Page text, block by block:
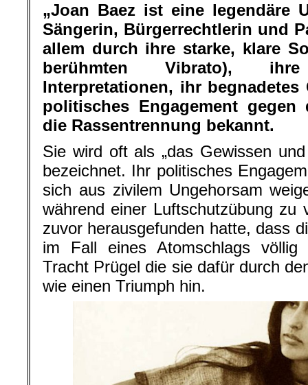
„Joan Baez ist eine legendäre
Sängerin, Bürgerrechtlerin und
allem durch ihre starke, klare
berühmten Vibrato),
Interpretationen, ihr
politisches Engagement gegen
die Rassentrennung bekannt.
Sie wird oft als „das Gewissen
bezeichnet. Ihr politisches
sich aus zivilem Ungehorsam
während einer Luftschutzübung zu
zuvor herausgefunden hatte, dass
im Fall eines Atomschlags völlig
Tracht Prügel die sie dafür durch
wie einen Triumph hin.